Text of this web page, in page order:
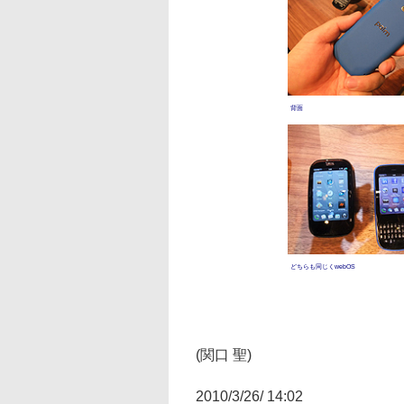
背面
どちらも同じくwebOS
(関口 聖)
2010/3/26/ 14:02